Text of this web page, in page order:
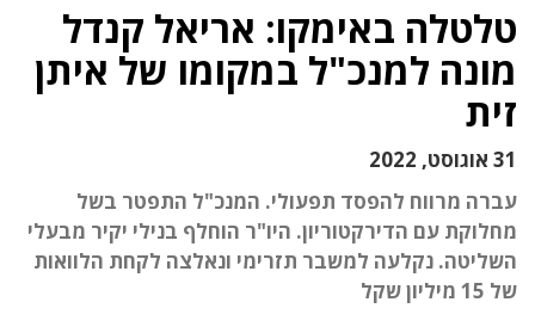
טלטלה באימקו: אריאל קנדל
מונה למנכ"ל במקומו של איתן
זית
31 אוגוסט, 2022
עברה מרווח להפסד תפעולי. המנכ"ל התפטר בשל
מחלוקת עם הדירקטוריון. היו"ר הוחלף בנילי יקיר מבעלי
השליטה. נקלעה למשבר תזרימי ונאלצה לקחת הלוואות
של 15 מיליון שקל